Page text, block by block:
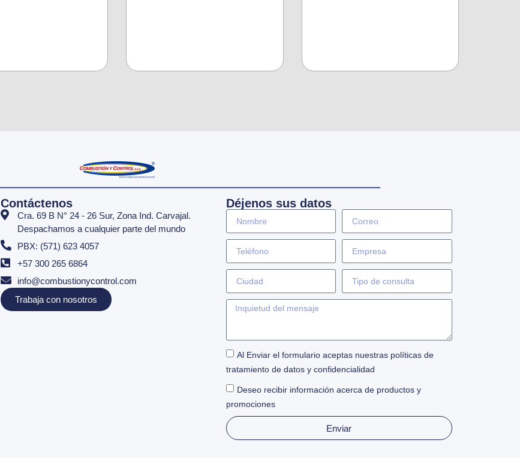
Contáctenos
Cra. 69 B N° 24 - 26 Sur, Zona Ind. Carvajal.
Despachamos a cualquier parte del mundo
PBX: (571) 623 4057
+57 300 265 6864
info@combustionycontrol.com
Trabaja con nosotros
Déjenos sus datos
Al Enviar el formulario aceptas nuestras políticas de
tratamiento de datos y confidencialidad
Deseo recibir información acerca de productos y
promociones
Enviar